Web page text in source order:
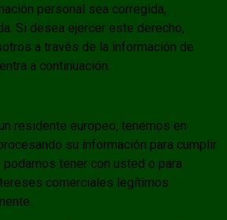
personal sea corregida,
Si desea ejercer este derecho,
a través de la información de
a continuación.
residente europeo, tenemos en
su información para cumplir
tener con usted o para
comerciales legítimos